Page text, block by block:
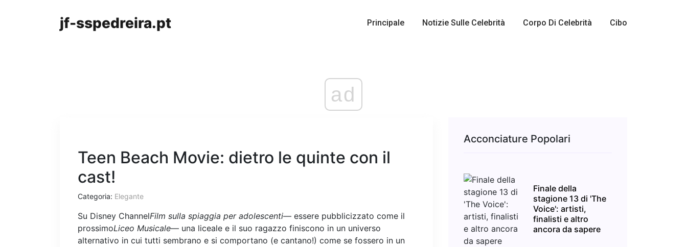
jf-sspedreira.pt Principale Notizie Sulle Celebrità Corpo Di Celebrità Cibo
ad
Teen Beach Movie: dietro le quinte con il
cast!
Categoria: Elegante
Su Disney ChannelFilm sulla spiaggia per adolescenti— essere pubblicizzato come il
prossimoLiceo Musicale— una liceale e il suo ragazzo finiscono in un universo
alternativo in cui tutti sembrano e si comportano (e cantano!) come se fossero in un
Acconciature Popolari
Finale della
stagione 13 di 'The
Voice': artisti,
finalisti e altro
ancora da sapere